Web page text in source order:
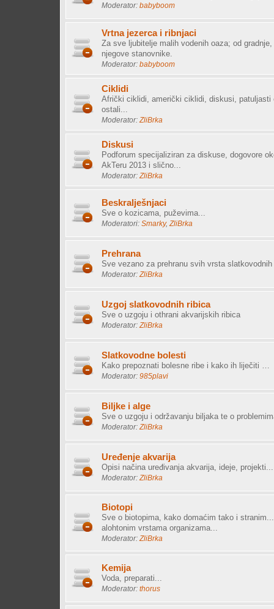
Moderator: babyboom
Vrtna jezerca i ribnjaci
Za sve ljubitelje malih vodenih oaza; od
njegove stanovnike.
Moderator: babyboom
Ciklidi
Afrički ciklidi, američki ciklidi, diskusi,
ostali...
Moderator: ZliBrka
Diskusi
Podforum specijaliziran za diskuse, dogovore
AkTeru 2013 i slično...
Moderator: ZliBrka
Beskralješnjaci
Sve o kozicama, puževima...
Moderatori: Smarky, ZliBrka
Prehrana
Sve vezano za prehranu svih vrsta slatkovodnih
Moderator: ZliBrka
Uzgoj slatkovodnih ribica
Sve o uzgoju i othrani akvarijskih ribica
Moderator: ZliBrka
Slatkovodne bolesti
Kako prepoznati bolesne ribe i kako ih liječiti …
Moderator: 985plavi
Biljke i alge
Sve o uzgoju i održavanju biljaka te o
Moderator: ZliBrka
Uređenje akvarija
Opisi načina uređivanja akvarija, ideje, projekti...
Moderator: ZliBrka
Biotopi
Sve o biotopima, kako domaćim tako i
alohtonim vrstama organizama...
Moderator: ZliBrka
Kemija
Voda, preparati...
Moderator: thorus